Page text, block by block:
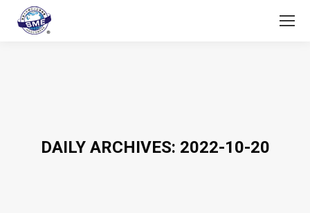
DAILY ARCHIVES: 2022-10-20